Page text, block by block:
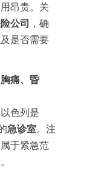
昂贵。关
公司 ，确
是否需要
痛、昏
色列是
急诊室。注
于紧急范